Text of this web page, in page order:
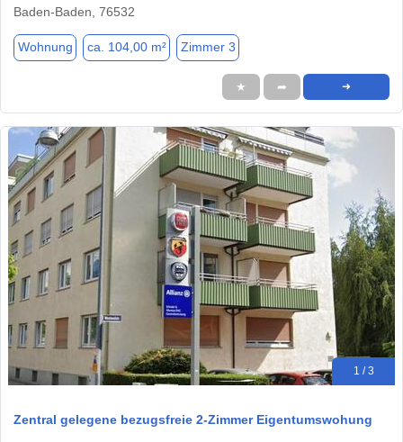
Baden-Baden, 76532
Wohnung ca. 104,00 m² Zimmer 3
★ ➦ ➜
1 / 3
Zentral gelegene bezugsfreie 2-Zimmer Eigentumswohung